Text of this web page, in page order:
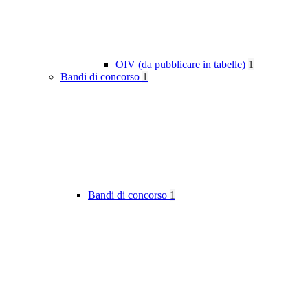
OIV (da pubblicare in tabelle) 1
Bandi di concorso 1
Bandi di concorso 1